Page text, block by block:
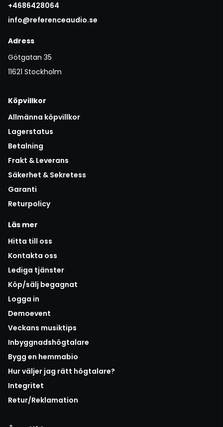
+4686428064
info@referenceaudio.se
Adress
Götgatan 35
11621 Stockholm
Köpvillkor
Allmänna köpvillkor
Lagerstatus
Betalning
Frakt & Leverans
Säkerhet & Sekretess
Garanti
Returpolicy
Läs mer
Hitta till oss
Kontakta oss
Lediga tjänster
Köp/sälj begagnat
Logga in
Demoevent
Veckans musiktips
Inbyggnadshögtalare
Bygg en hemmabio
Hur väljer jag rätt högtalare?
Integritet
Retur/Reklamation